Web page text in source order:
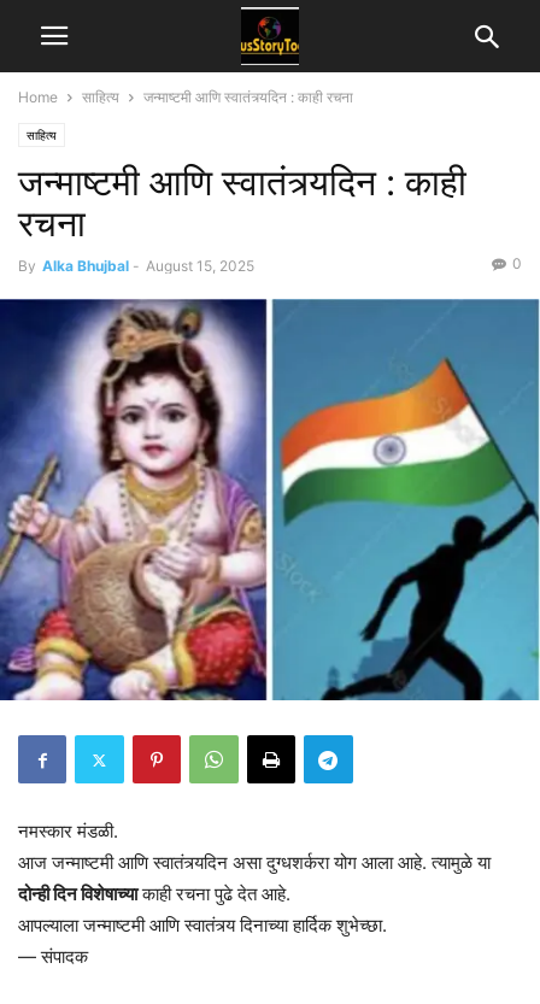
Home साहित्य जन्माष्टमी आणि स्वातंत्र्यदिन : काही रचना
साहित्य
जन्माष्टमी आणि स्वातंत्र्यदिन : काही
रचना
By Alka Bhujbal - August 15, 2025 0
नमस्कार मंडळी.
आज जन्माष्टमी आणि स्वातंत्र्यदिन असा दुग्धशर्करा योग आला आहे. त्यामुळे या
दोन्ही दिन विशेषाच्याकाही रचना पुढे देत आहे.
आपल्याला जन्माष्टमी आणि स्वातंत्र्य दिनाच्या हार्दिक शुभेच्छा.
— संपादक